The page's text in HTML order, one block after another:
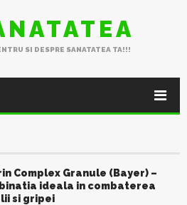
SI DESPRE SANATATEA TA!!!
Complex Granule (Bayer) –
ideala in combaterea
si gripei